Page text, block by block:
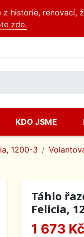
historie,
zde.
KDO JSME
1200-3
Táhlo
Felicia,
1 673 Kč